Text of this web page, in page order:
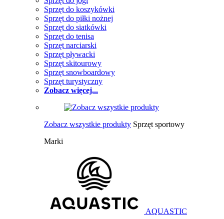
Sprzęt do koszykówki
Sprzęt do piłki nożnej
Sprzęt do siatkówki
Sprzęt do tenisa
Sprzęt narciarski
Sprzęt pływacki
Sprzęt skitourowy
Sprzęt snowboardowy
Sprzęt turystyczny
Zobacz więcej...
Zobacz wszystkie produkty Sprzęt sportowy
Marki
AQUASTIC